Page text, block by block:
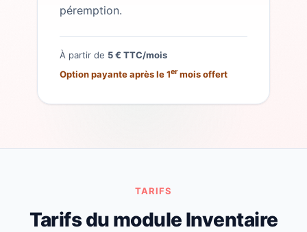
péremption.
À partir de 5 € TTC/mois
Option payante après le 1ermois offert
TARIFS
Tarifs du module Inventaire